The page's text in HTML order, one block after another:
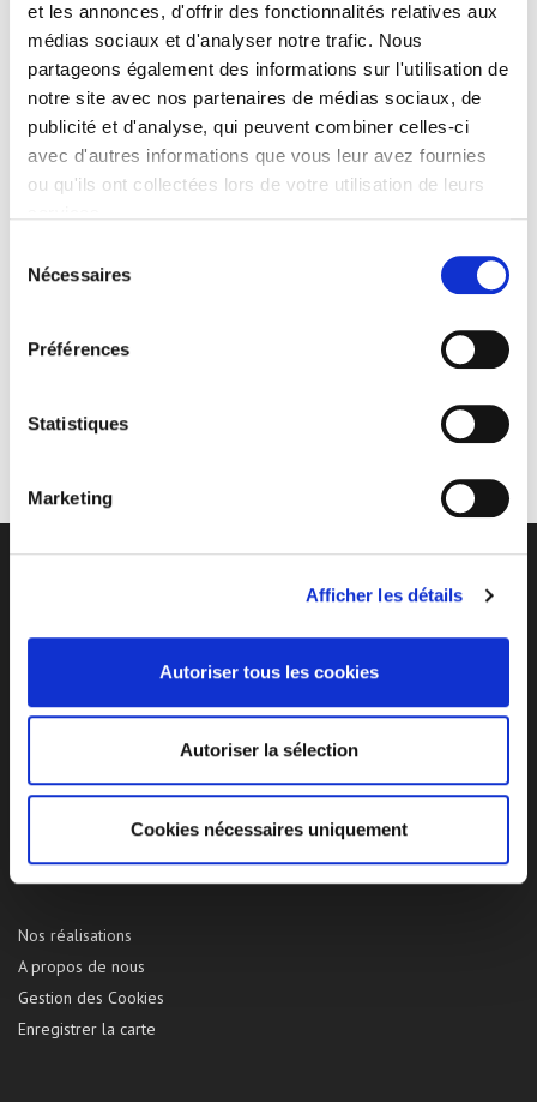
et les annonces, d'offrir des fonctionnalités relatives aux
médias sociaux et d'analyser notre trafic. Nous
partageons également des informations sur l'utilisation de
notre site avec nos partenaires de médias sociaux, de
publicité et d'analyse, qui peuvent combiner celles-ci
avec d'autres informations que vous leur avez fournies
ou qu'ils ont collectées lors de votre utilisation de leurs
Nécessaires
Préférences
Statistiques
Marketing
Afficher les détails
Autoriser tous les cookies
Autoriser la sélection
Cookies nécessaires uniquement
Gestion des Cookies
Mentions légales
PAGES
Nos réalisations
A propos de nous
Gestion des Cookies
Enregistrer la carte